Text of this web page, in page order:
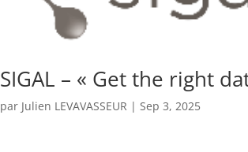
SIGAL – « Get the right
par Julien LEVAVASSEUR |Sep 3, 2025